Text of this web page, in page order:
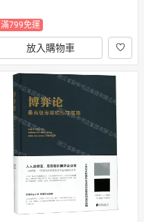
滿799免運
放入購物車